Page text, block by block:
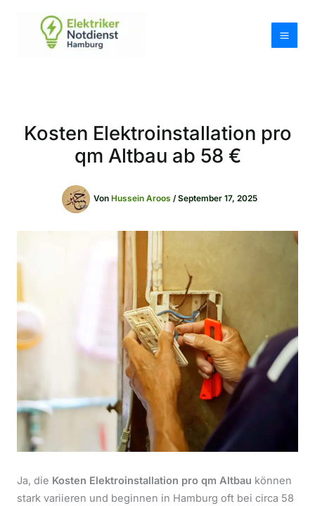
Kosten Elektroinstallation pro
qm Altbau ab 58 €
Von Hussein Aroos /September 17, 2025
Ja, die Kosten Elektroinstallation pro qm Altbau können
stark variieren und beginnen in Hamburg oft bei circa 58